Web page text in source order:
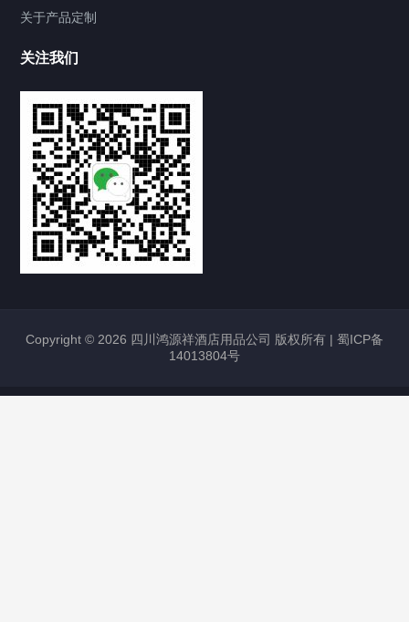
关于产品定制
关注我们
Copyright © 2026 四川鸿源祥酒店用品公司 版权所有 | 蜀ICP备
14013804号